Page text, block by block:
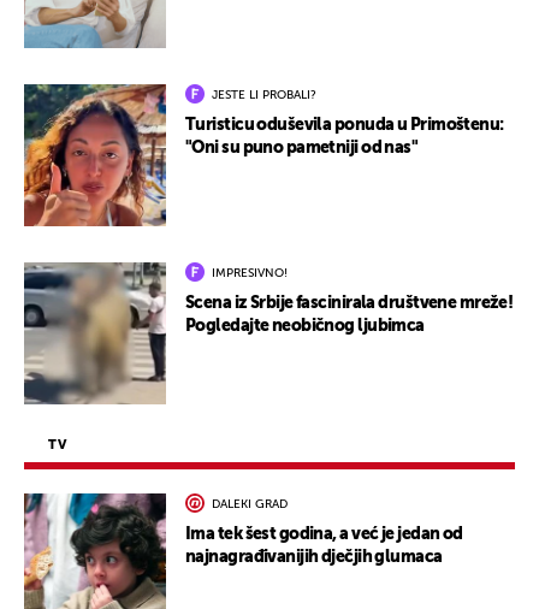
JESTE LI PROBALI?
Turisticu oduševila ponuda u Primoštenu:
"Oni su puno pametniji od nas"
IMPRESIVNO!
Scena iz Srbije fascinirala društvene mreže!
Pogledajte neobičnog ljubimca
TV
DALEKI GRAD
Ima tek šest godina, a već je jedan od
najnagrađivanijih dječjih glumaca